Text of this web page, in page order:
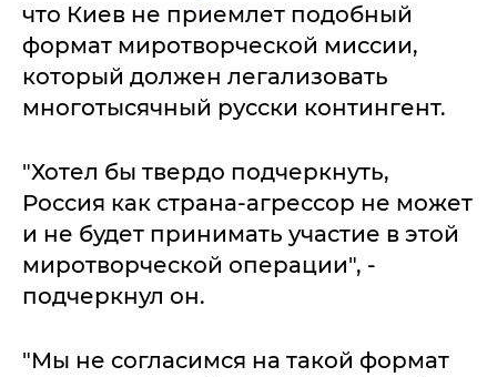
что Киев не приемлет подобный
формат миротворческой миссии,
который должен легализовать
многотысячный русски контингент.
"Хотел бы твердо подчеркнуть,
Россия как страна-агрессор не может
и не будет принимать участие в этой
миротворческой операции", -
подчеркнул он.
"Мы не согласимся на такой формат